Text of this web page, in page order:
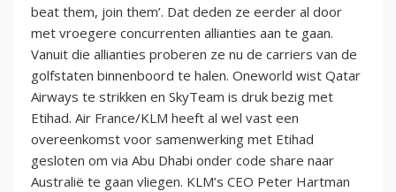
beat them, join them’. Dat deden ze eerder al door
met vroegere concurrenten allianties aan te gaan.
Vanuit die allianties proberen ze nu de carriers van de
golfstaten binnenboord te halen. Oneworld wist Qatar
Airways te strikken en SkyTeam is druk bezig met
Etihad. Air France/KLM heeft al wel vast een
overeenkomst voor samenwerking met Etihad
gesloten om via Abu Dhabi onder code share naar
Australië te gaan vliegen. KLM’s CEO Peter Hartman